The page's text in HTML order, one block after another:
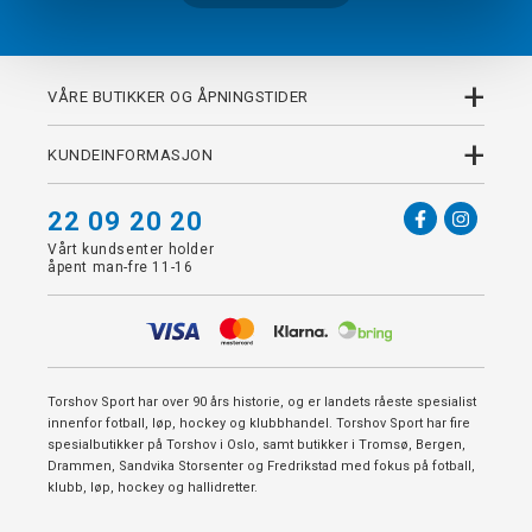
VÅRE BUTIKKER OG ÅPNINGSTIDER +
KUNDEINFORMASJON +
22 09 20 20
Vårt kundsenter holder
åpent man-fre 11-16
Torshov Sport har over 90 års historie, og er landets råeste spesialist
innenfor fotball, løp, hockey og klubbhandel. Torshov Sport har fire
spesialbutikker på Torshov i Oslo, samt butikker i Tromsø, Bergen,
Drammen, Sandvika Storsenter og Fredrikstad med fokus på fotball,
klubb, løp, hockey og hallidretter.